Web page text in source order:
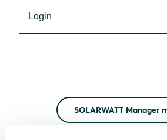
SOLARWATT Manager